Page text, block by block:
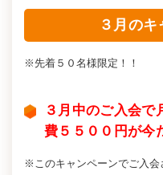
３月の
※先着５０名様限定！！
３月中のご入会で
費５５００円が今
※このキャンペーンでご入会